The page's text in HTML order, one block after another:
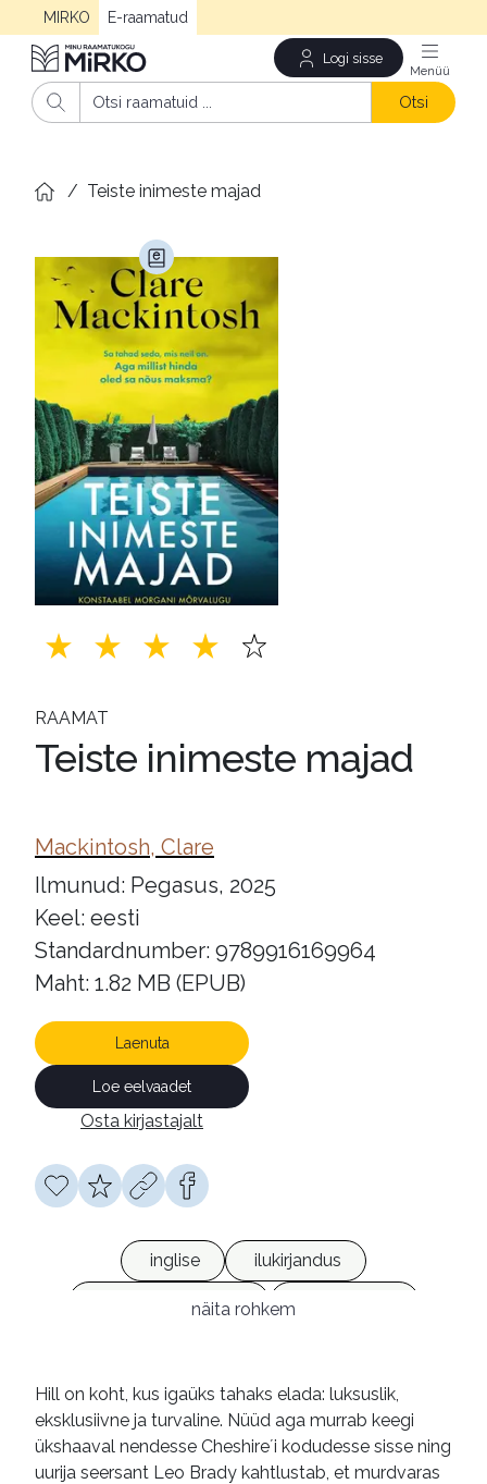
MIRKO E-raamatud
Logi sisse
Otsi
/ Teiste inimeste majad
RAAMAT
Teiste inimeste majad
Mackintosh, Clare
Ilmunud: Pegasus, 2025
Keel: eesti
Standardnumber: 9789916169964
Maht: 1.82 MB (EPUB)
Laenuta
Loe eelvaadet
Osta kirjastajalt
inglise
ilukirjandus
kriminaalromaanidnäita rohkem
Hill on koht, kus igaüks tahaks elada: luksuslik,
eksklusiivne ja turvaline. Nüüd aga murrab keegi
ükshaaval nendesse Cheshire´i kodudesse sisse ning
uurija seersant Leo Brady kahtlustab, et murdvaras